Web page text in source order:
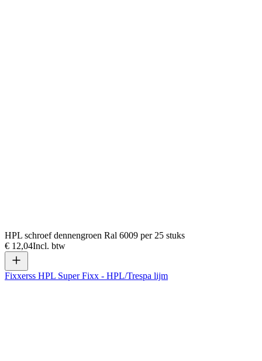
HPL schroef dennengroen Ral 6009 per 25 stuks
€ 12,04Incl. btw
Fixxerss HPL Super Fixx - HPL/Trespa lijm